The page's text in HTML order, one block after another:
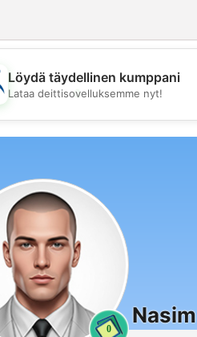
Löydä täydellinen kumppani
Lataa deittisovelluksemme nyt!
0
Nasim